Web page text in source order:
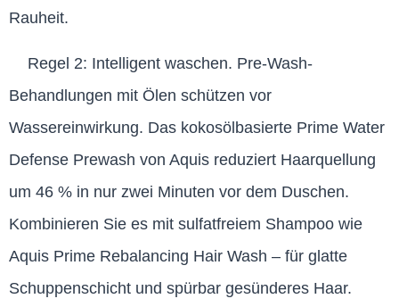
Rauheit.
Regel 2: Intelligent waschen. Pre-Wash-
Behandlungen mit Ölen schützen vor
Wassereinwirkung. Das kokosölbasierte Prime Water
Defense Prewash von Aquis reduziert Haarquellung
um 46 % in nur zwei Minuten vor dem Duschen.
Kombinieren Sie es mit sulfatfreiem Shampoo wie
Aquis Prime Rebalancing Hair Wash – für glatte
Schuppenschicht und spürbar gesünderes Haar.